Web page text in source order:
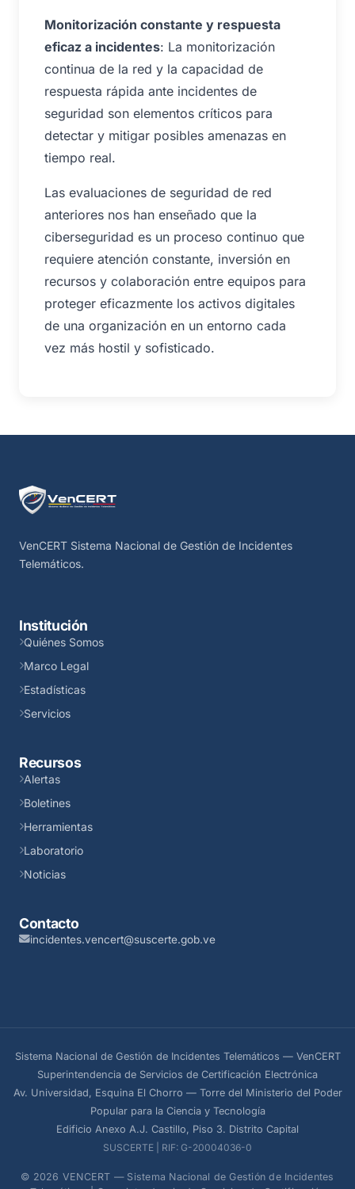
Monitorización constante y respuesta
eficaz a incidentes: La monitorización
continua de la red y la capacidad de
respuesta rápida ante incidentes de
seguridad son elementos críticos para
detectar y mitigar posibles amenazas en
tiempo real.
Las evaluaciones de seguridad de red
anteriores nos han enseñado que la
ciberseguridad es un proceso continuo que
requiere atención constante, inversión en
recursos y colaboración entre equipos para
proteger eficazmente los activos digitales
de una organización en un entorno cada
vez más hostil y sofisticado.
VenCERT Sistema Nacional de Gestión de Incidentes
Telemáticos.
Institución
Quiénes Somos
Marco Legal
Estadísticas
Servicios
Recursos
Alertas
Boletines
Herramientas
Laboratorio
Noticias
Contacto
incidentes.vencert@suscerte.gob.ve
Sistema Nacional de Gestión de Incidentes Telemáticos — VenCERT
Superintendencia de Servicios de Certificación Electrónica
Av. Universidad, Esquina El Chorro — Torre del Ministerio del Poder
Popular para la Ciencia y Tecnología
Edificio Anexo A.J. Castillo, Piso 3. Distrito Capital
SUSCERTE | RIF: G-20004036-0
© 2026 VENCERT — Sistema Nacional de Gestión de Incidentes